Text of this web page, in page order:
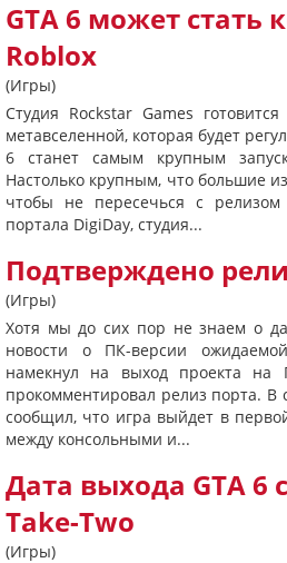
GTA 6 может стать
Roblox
(Игры)
Студия Rockstar Games
метавселенной, которая будет
6 станет самым крупным
Настолько крупным, что большие
чтобы не пересечься с
портала DigiDay, студия...
Подтверждено
(Игры)
Хотя мы до сих пор не знаем о
новости о ПК-версии
намекнул на выход проекта на
прокомментировал релиз порта.
сообщил, что игра выйдет в
между консольными и...
Дата выхода GTA 6
Take-Two
(Игры)